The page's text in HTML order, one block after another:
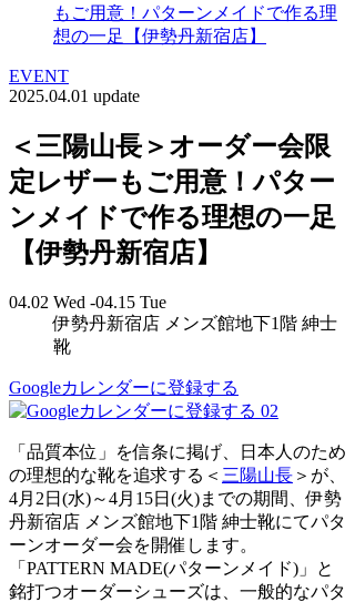
もご用意！パターンメイドで作る理
想の一足【伊勢丹新宿店】
EVENT
2025.04.01 update
＜三陽山長＞オーダー会限
定レザーもご用意！パター
ンメイドで作る理想の一足
【伊勢丹新宿店】
04.02 Wed -04.15 Tue
伊勢丹新宿店 メンズ館地下1階 紳士
靴
Googleカレンダーに登録する
02
「品質本位」を信条に掲げ、日本人のため
の理想的な靴を追求する＜ 三陽山長 ＞が、
4月2日(水)～4月15日(火)までの期間、伊勢
丹新宿店 メンズ館地下1階 紳士靴にてパタ
ーンオーダー会を開催します。
「PATTERN MADE(パターンメイド)」と
銘打つオーダーシューズは、一般的なパタ